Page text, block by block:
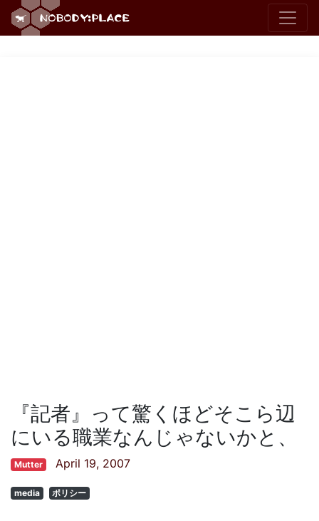
『記者』って驚くほどそこら辺
にいる職業なんじゃないかと、
Mutter April 19, 2007
media ポリシー